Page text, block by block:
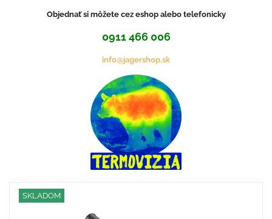
Objednať si môžete cez eshop alebo telefonicky
0911 466 006
info@jagershop.sk
SKLADOM